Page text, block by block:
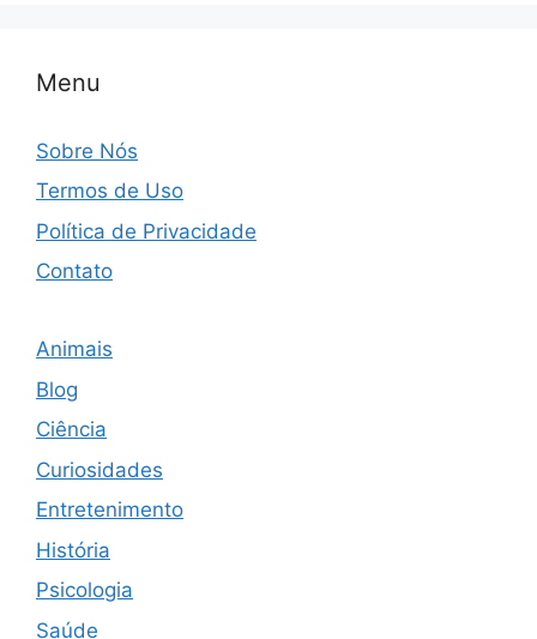
Menu
Sobre Nós
Termos de Uso
Política de Privacidade
Contato
Animais
Blog
Ciência
Curiosidades
Entretenimento
História
Psicologia
Saúde